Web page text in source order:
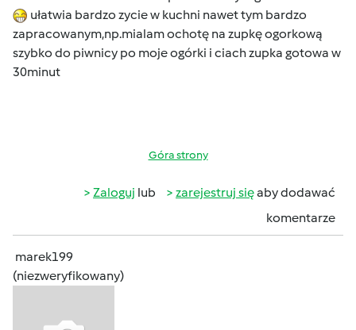
ułatwia bardzo zycie w kuchni nawet tym bardzo
zapracowanym,np.mialam ochotę na zupkę ogorkową
szybko do piwnicy po moje ogórki i ciach zupka gotowa w
30minut
Góra strony
Zaloguj lub zarejestruj sięaby dodawać
komentarze
marek199
(niezweryfikowany)